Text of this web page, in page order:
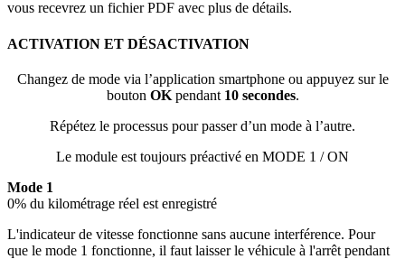
vous recevrez un fichier PDF avec plus de détails.
ACTIVATION ET DÉSACTIVATION
Changez de mode via l’application smartphone ou appuyez sur le
bouton OKpendant 10 secondes.
Répétez le processus pour passer d’un mode à l’autre.
Le module est toujours préactivé en MODE 1 / ON
Mode 1
0% du kilométrage réel est enregistré
L'indicateur de vitesse fonctionne sans aucune interférence. Pour
que le mode 1 fonctionne, il faut laisser le véhicule à l'arrêt pendant